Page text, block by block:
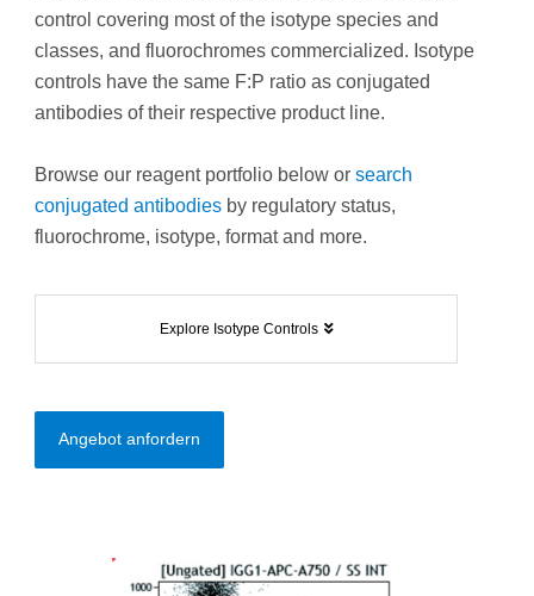
control covering most of the isotype species and
classes, and fluorochromes commercialized. Isotype
controls have the same F:P ratio as conjugated
antibodies of their respective product line.
Browse our reagent portfolio below or search
conjugated antibodies by regulatory status,
fluorochrome, isotype, format and more.
Explore Isotype Controls
Angebot anfordern